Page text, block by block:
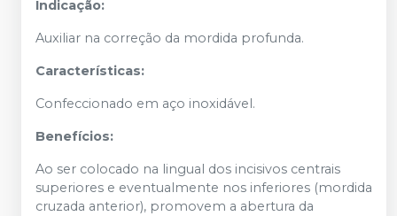
Indicação:
Auxiliar na correção da mordida profunda.
Características:
Confeccionado em aço inoxidável.
Benefícios:
Ao ser colocado na lingual dos incisivos centrais
superiores e eventualmente nos inferiores (mordida
cruzada anterior), promovem a abertura da